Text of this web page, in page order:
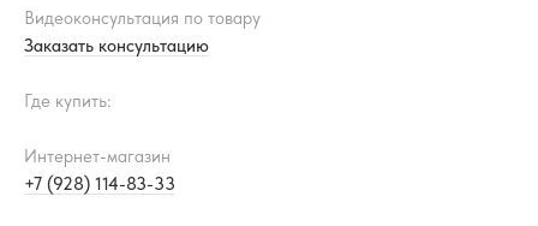
Видеоконсультация по товару
Заказать консультацию
Где купить:
Интернет-магазин
+7 (928) 114-83-33